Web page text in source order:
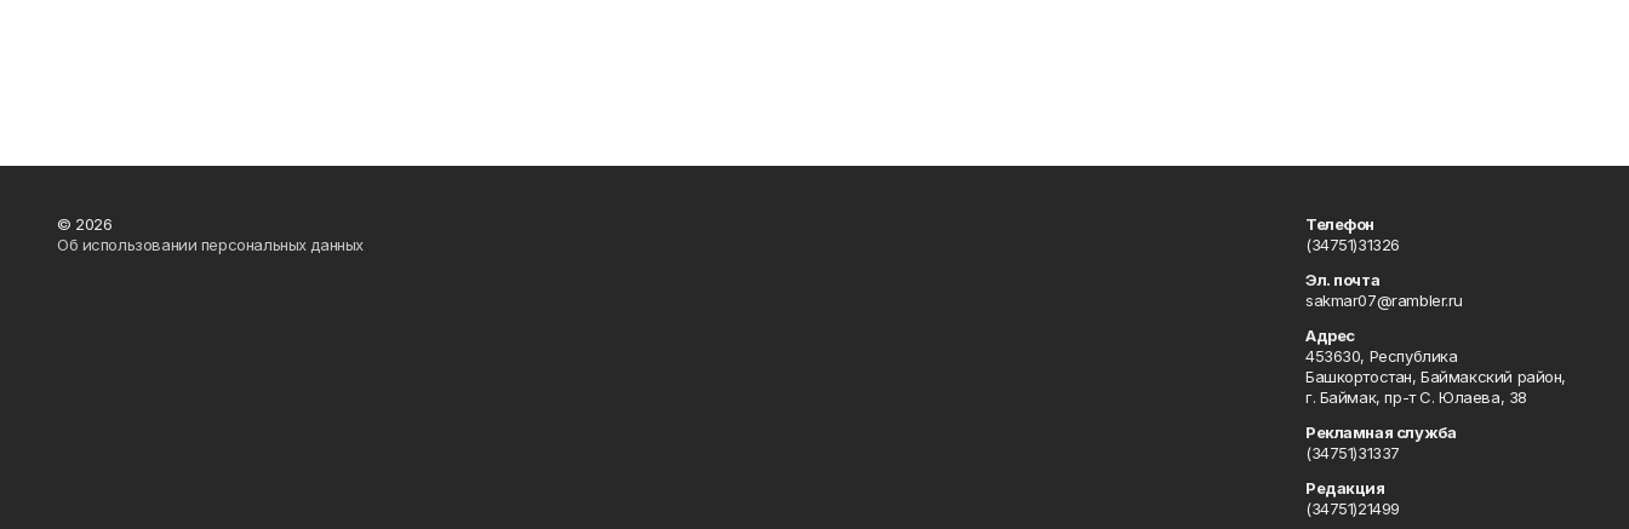
© 2026
Об использовании персональных данных
Телефон
(34751)31326
Эл. почта
sakmar07@rambler.ru
Адрес
453630, Республика
Башкортостан, Баймакский район,
г. Баймак, пр-т С. Юлаева, 38
Рекламная служба
(34751)31337
Редакция
(34751)21499